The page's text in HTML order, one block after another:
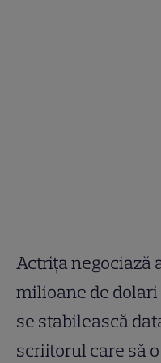
Actriţa negociază
milioane de
se stabilească
scriitorul care să